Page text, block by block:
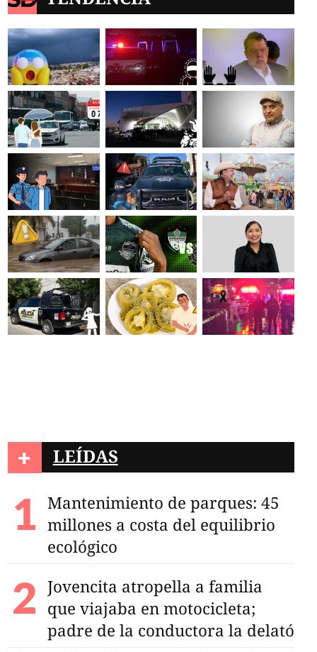
+ LEÍDAS
Mantenimiento de parques: 45
millones a costa del equilibrio
ecológico
Jovencita atropella a familia
que viajaba en motocicleta;
padre de la conductora la delató